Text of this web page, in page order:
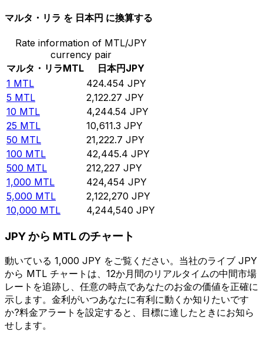
マルタ・リラ を 日本円 に換算する
Rate information of MTL/JPY
currency pair
マルタ・リラMTL 日本円JPY
1 MTL 424.454 JPY
5 MTL 2,122.27 JPY
10 MTL 4,244.54 JPY
25 MTL 10,611.3 JPY
50 MTL 21,222.7 JPY
100 MTL 42,445.4 JPY
500 MTL 212,227 JPY
1,000 MTL 424,454 JPY
5,000 MTL 2,122,270 JPY
10,000 MTL 4,244,540 JPY
JPY から MTL のチャート
動いている 1,000 JPY をご覧ください。当社のライブ JPY
から MTL チャートは、12か月間のリアルタイムの中間市場
レートを追跡し、任意の時点であなたのお金の価値を正確に
示します。金利がいつあなたに有利に動くか知りたいです
か?料金アラートを設定すると、目標に達したときにお知ら
せします。